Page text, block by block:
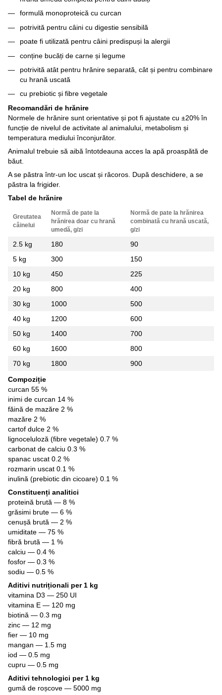
formulă monoproteică cu curcan
potrivită pentru câini cu digestie sensibilă
poate fi utilizată pentru câini predispuși la alergii
conține bucăți de carne și legume
potrivită atât pentru hrănire separată, cât și pentru combinare
cu hrană uscată
cu prebiotic și fibre vegetale
Recomandări de hrănire
Normele de hrănire sunt orientative și pot fi ajustate cu ±20% în
funcție de nivelul de activitate al animalului, metabolism și
temperatura mediului înconjurător.
Animalul trebuie să aibă întotdeauna acces la apă proaspătă de
băut.
A se păstra într-un loc uscat și răcoros. După deschidere, a se
păstra la frigider.
Tabel de hrănire
Greutatea
câinelui
Normă de pate la
hrănirea doar cu hrană
umedă, g/zi
Normă de pate la hrănirea
combinată cu hrană uscată,
g/zi
2.5 kg 180
90
5 kg
300
150
10 kg
450
225
20 kg
800
400
30 kg
1000
500
40 kg
1200
600
50 kg
1400
700
60 kg
1600
800
70 kg
1800
900
Compoziție
curcan 55 %
inimi de curcan 14 %
făină de mazăre 2 %
mazăre 2 %
cartof dulce 2 %
lignoceluloză (fibre vegetale) 0.7 %
carbonat de calciu 0.3 %
spanac uscat 0.2 %
rozmarin uscat 0.1 %
inulină (prebiotic din cicoare) 0.1 %
Constituenți analitici
proteină brută — 8 %
grăsimi brute — 6 %
cenușă brută — 2 %
umiditate — 75 %
fibră brută — 1 %
calciu — 0.4 %
fosfor — 0.3 %
sodiu — 0.5 %
Aditivi nutriționali per 1 kg
vitamina D3 — 250 UI
vitamina E — 120 mg
biotină — 0.3 mg
zinc — 12 mg
fier — 10 mg
mangan — 1.5 mg
iod — 0.5 mg
cupru — 0.5 mg
Aditivi tehnologici per 1 kg
gumă de roșcove — 5000 mg